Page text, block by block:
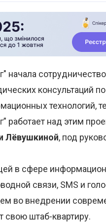
консультаций
технологий,
работает над этим
Лёвушкиной, под
в сфере
связи, SMS и
во внедрении
свою штаб-квартиру.